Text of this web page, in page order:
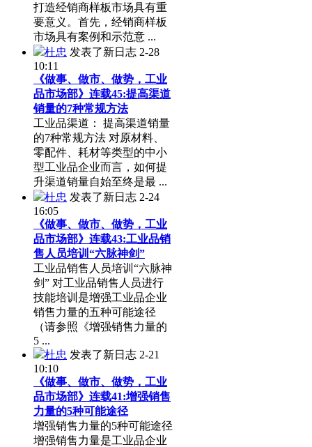
打造经销商样板市场具有重
要意义。首先，经销商样板
市场具有案例和示范意 ...
杜忠 发表了新日志 2-28
10:11
《做事、做市、做势，工业
品市场部》连载45:提高渠道
销量的7种常规方法
工业品渠道： 提高渠道销量
的7种常规方法 对原材料、
零配件、耗材等类型的中小
型工业品企业而言，如何提
升渠道销量自始至终是最 ...
杜忠 发表了新日志 2-24
16:05
《做事、做市、做势，工业
品市场部》连载43:工业品销
售人员培训“六脉神剑”
工业品销售人员培训“六脉神
剑” 对工业品销售人员进行
技能培训是增强工业品企业
销售力量的五种可能途径
（请参照《增强销售力量的
5 ...
杜忠 发表了新日志 2-21
10:10
《做事、做市、做势，工业
品市场部》连载41:增强销售
力量的5种可能途径
增强销售力量的5种可能途径
增强销售力量是工业品企业